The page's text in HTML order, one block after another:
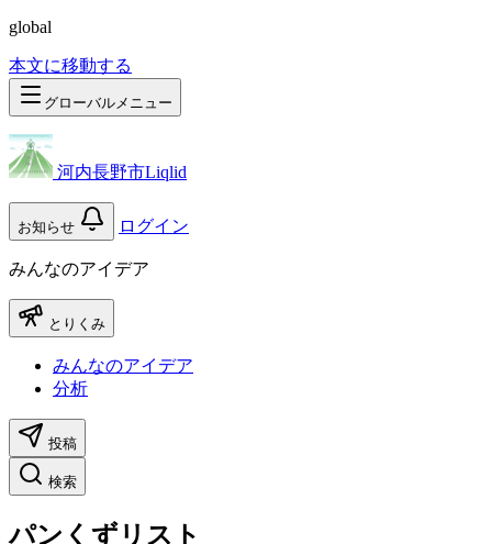
global
本文に移動する
グローバルメニュー
河内長野市Liqlid
お知らせ ログイン
みんなのアイデア
とりくみ
みんなのアイデア
分析
投稿
検索
パンくずリスト